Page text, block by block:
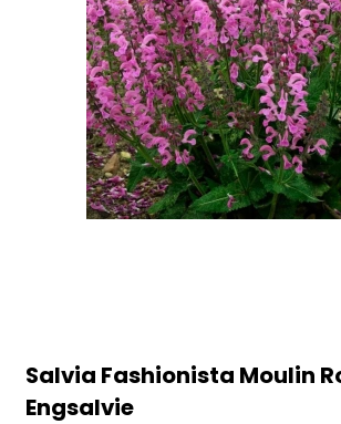
Salvia Fashionista Moulin
Engsalvie